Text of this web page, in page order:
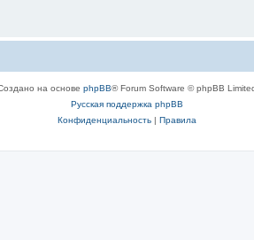
на основе phpBB® Forum Software © phpBB
Русская поддержка phpBB
Конфиденциальность| Правила